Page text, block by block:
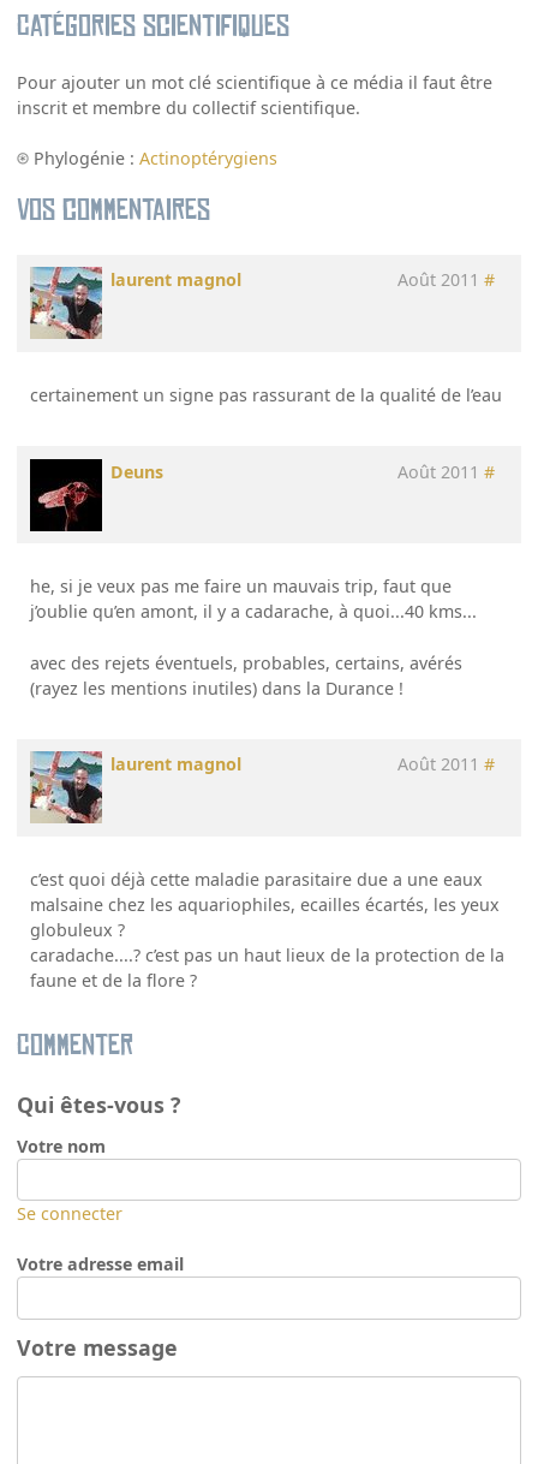
Catégories scientifiques
Pour ajouter un mot clé scientifique à ce média il faut être
inscrit et membre du collectif scientifique.
Phylogénie :Actinoptérygiens
Vos commentaires
laurent magnol Août 2011 #
certainement un signe pas rassurant de la qualité de l’eau
Deuns Août 2011 #
he, si je veux pas me faire un mauvais trip, faut que
j’oublie qu’en amont, il y a cadarache, à quoi...40 kms...
avec des rejets éventuels, probables, certains, avérés
(rayez les mentions inutiles) dans la Durance !
laurent magnol Août 2011 #
c’est quoi déjà cette maladie parasitaire due a une eaux
malsaine chez les aquariophiles, ecailles écartés, les yeux
globuleux ?
caradache....? c’est pas un haut lieux de la protection de la
faune et de la flore ?
Commenter
Qui êtes-vous ?
Votre nom
Se connecter
Votre adresse email
Votre message